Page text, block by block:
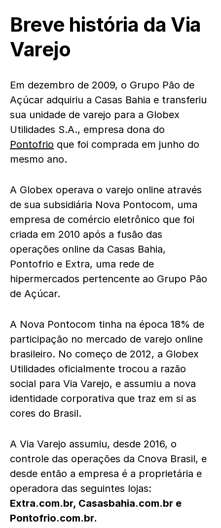
Breve história da Via
Varejo
Em dezembro de 2009, o Grupo Pão de
Açúcar adquiriu a Casas Bahia e transferiu
sua unidade de varejo para a Globex
Utilidades S.A., empresa dona do
Pontofrio que foi comprada em junho do
mesmo ano.
A Globex operava o varejo online através
de sua subsidiária Nova Pontocom, uma
empresa de comércio eletrônico que foi
criada em 2010 após a fusão das
operações online da Casas Bahia,
Pontofrio e Extra, uma rede de
hipermercados pertencente ao Grupo Pão
de Açúcar.
A Nova Pontocom tinha na época 18% de
participação no mercado de varejo online
brasileiro. No começo de 2012, a Globex
Utilidades oficialmente trocou a razão
social para Via Varejo, e assumiu a nova
identidade corporativa que traz em si as
cores do Brasil.
A Via Varejo assumiu, desde 2016, o
controle das operações da Cnova Brasil, e
desde então a empresa é a proprietária e
operadora das seguintes lojas:
Extra.com.br, Casasbahia.com.br e
Pontofrio.com.br.